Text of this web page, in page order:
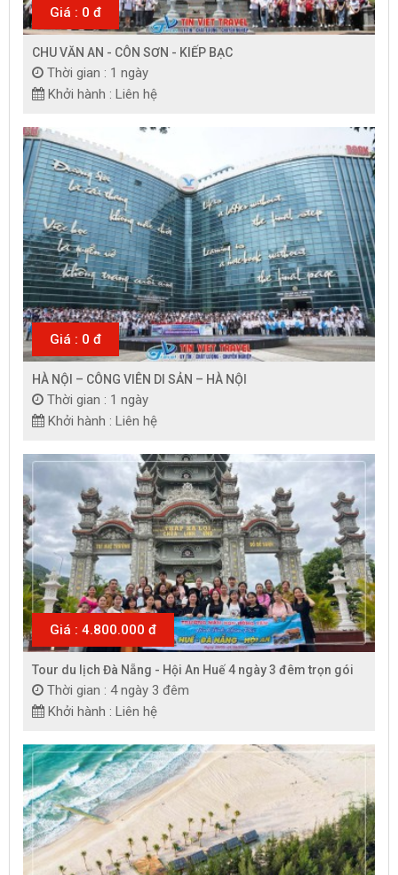
Giá : 0 đ
CHU VĂN AN - CÔN SƠN - KIẾP BẠC
Thời gian : 1 ngày
Khởi hành : Liên hệ
Giá : 0 đ
HÀ NỘI – CÔNG VIÊN DI SẢN – HÀ NỘI
Thời gian : 1 ngày
Khởi hành : Liên hệ
Giá : 4.800.000 đ
Tour du lịch Đà Nẵng - Hội An Huế 4 ngày 3 đêm trọn gói
Thời gian : 4 ngày 3 đêm
Khởi hành : Liên hệ